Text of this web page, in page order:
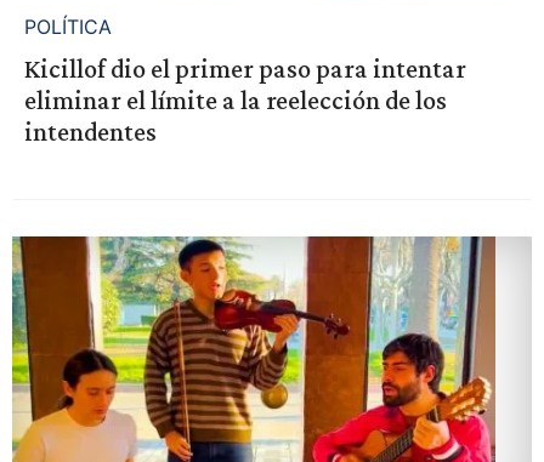
POLÍTICA
Kicillof dio el primer paso para intentar
eliminar el límite a la reelección de los
intendentes